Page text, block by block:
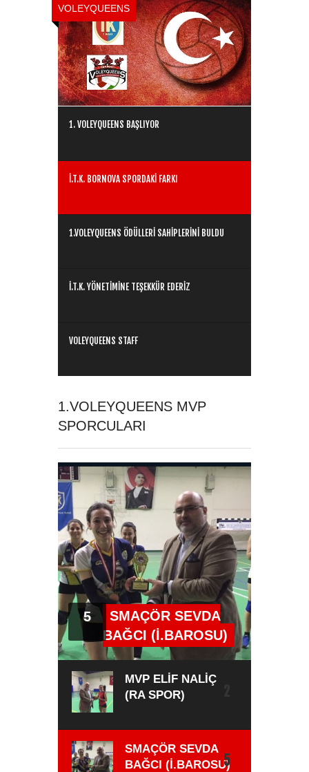
VOLEYQUEENS
1. VOLEYQUEENS BAŞLIYOR
İ.T.K. BORNOVA SPORDAKİ FARKI
1.VOLEYQUEENS ÖDÜLLERİ SAHİPLERİNİ BULDU
İ.T.K. YÖNETİMİNE TEŞEKKÜR EDERİZ
VOLEYQUEENS STAFF
1.VOLEYQUEENS MVP
SPORCULARI
5
SMAÇÖR SEVDA
BAĞCI (İ.BAROSU)
MVP ELİF NALİÇ
(RA SPOR)
SMAÇÖR SEVDA
BAĞCI (İ.BAROSU)
5